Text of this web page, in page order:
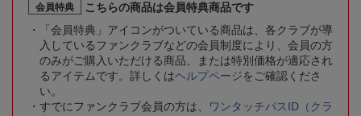
会員特典
こちらの商品は会員特典商品です
「会員特典」アイコンがついている商品は、各クラブが導
入しているファンクラブなどの会員制度により、会員の方
のみがご購入いただける商品、または特別価格が適応され
るアイテムです。詳しくはヘルプページをご確認くださ
い。
すでにファンクラブ会員の方は、
ワンタッチパスID（クラ